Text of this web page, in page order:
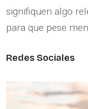
signifiquen algo
para que pese
Redes Sociales